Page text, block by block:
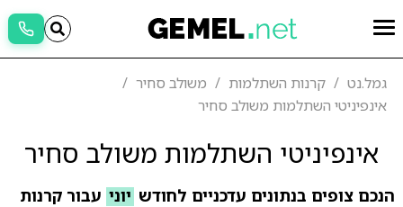
גמל.נט קרנות השתלמות
משולב סחיר
אינפיניטי השתלמות משולב סחיר
אינפיניטי השתלמות משולב סחיר
הנכם צופים בנתונים עדכניים לחודש יוני עבור קרנות